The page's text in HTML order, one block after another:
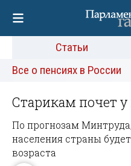
Статьи
Все о пенсиях в России
Старикам почет у
По прогнозам
населения страны
возраста